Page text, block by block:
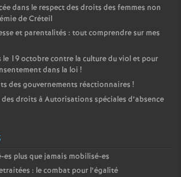
dans le respect des droits des femmes non
de Créteil
et parentalités : tout comprendre sur mes
le 19 octobre contre la culture du viol et pour
dans la loi !
des gouvernements réactionnaires !
droits à Autorisations spéciales d’absence
es plus que jamais mobilisé-es
: le combat pour l’égalité